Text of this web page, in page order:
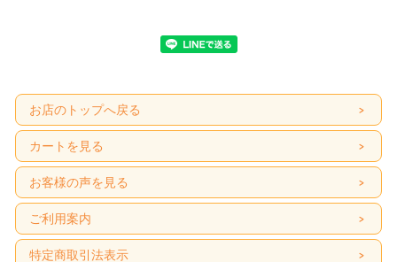
タイで大事に育てられたマンゴスチン！
贅沢な味わい、“厚い皮の中に、可愛く入った上品
な味♥" 冷やしてお召し上がりください。
気品あふれる上品な甘さ、極上のフルーツ！まさ
に果物の女王
タイ政府公認【タイフード・マーケット】の
≪フレッシュ マンゴスチン≫
お店のトップへ戻る
カートを見る
お客様の声を見る
ご利用案内
特定商取引法表示